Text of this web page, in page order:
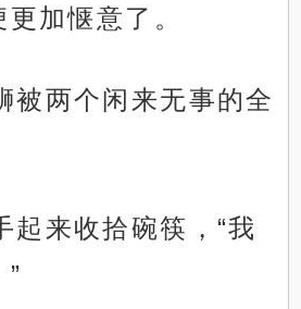
加惬意了。
被两个闲来无事的全
起来收拾碗筷，“我